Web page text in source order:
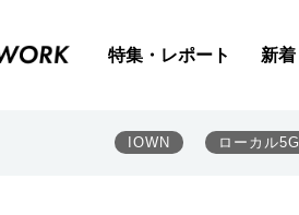
特集・レポート 新着
IOWN ローカル5G